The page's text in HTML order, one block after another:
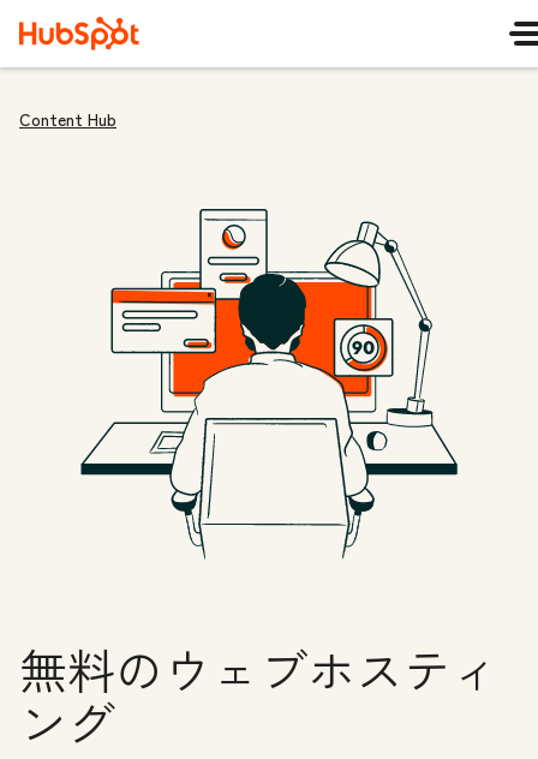
Content Hub
無料のウェブホスティ
ング